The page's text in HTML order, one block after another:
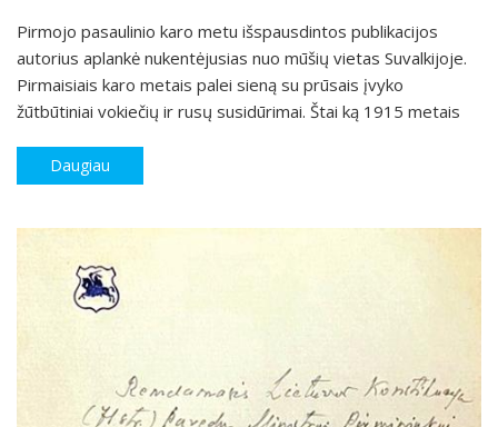
Pirmojo pasaulinio karo metu išspausdintos publikacijos
autorius aplankė nukentėjusias nuo mūšių vietas Suvalkijoje.
Pirmaisiais karo metais palei sieną su prūsais įvyko
žūtbūtiniai vokiečių ir rusų susidūrimai. Štai ką 1915 metais
Daugiau